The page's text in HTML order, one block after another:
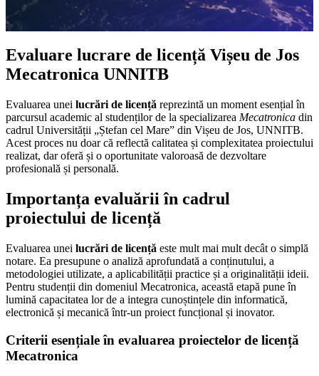
Evaluare lucrare de licență Vișeu de Jos
Mecatronica UNNITB
Evaluarea unei lucrări de licență reprezintă un moment esențial în
parcursul academic al studenților de la specializarea Mecatronica din
cadrul Universității „Ștefan cel Mare” din Vișeu de Jos, UNNITB.
Acest proces nu doar că reflectă calitatea și complexitatea proiectului
realizat, dar oferă și o oportunitate valoroasă de dezvoltare
profesională și personală.
Importanța evaluării în cadrul
proiectului de licență
Evaluarea unei lucrări de licență este mult mai mult decât o simplă
notare. Ea presupune o analiză aprofundată a conținutului, a
metodologiei utilizate, a aplicabilității practice și a originalității ideii.
Pentru studenții din domeniul Mecatronica, această etapă pune în
lumină capacitatea lor de a integra cunoștințele din informatică,
electronică și mecanică într-un proiect funcțional și inovator.
Criterii esențiale în evaluarea proiectelor de licență
Mecatronica